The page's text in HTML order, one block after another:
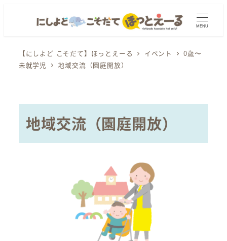
MENU
【にしよど こそだて】ほっとえーる イベント
0歳〜
未就学児
地域交流（園庭開放）
地域交流（園庭開放）